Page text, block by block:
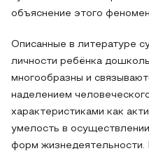
объяснение этого
Описанные в литературе
личности ребёнка
многообразны и
наделением
характеристиками как
умелость в
форм жизнедеятельности.